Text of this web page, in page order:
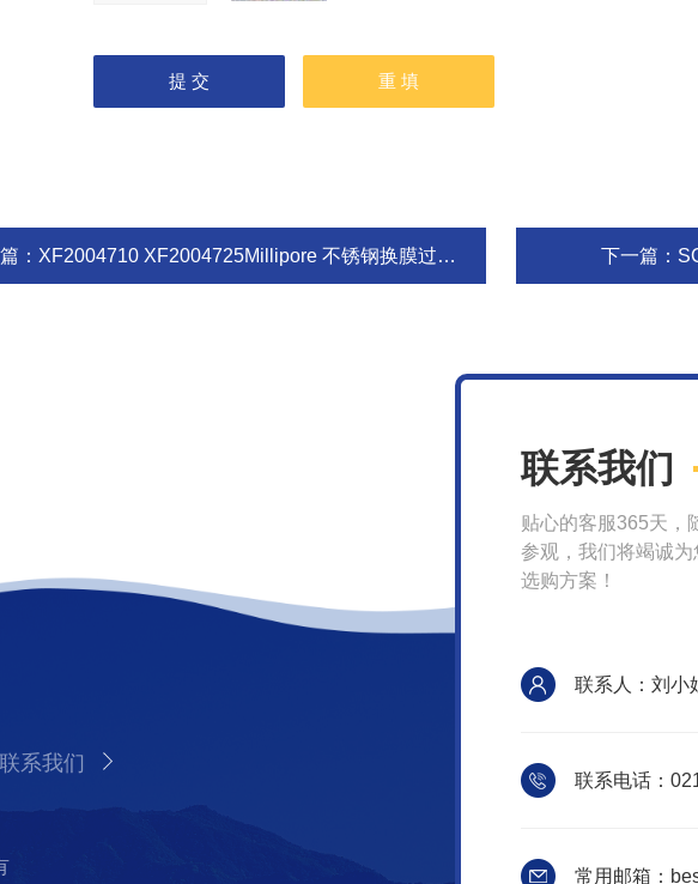
： XF2004710 XF2004725Millipore 不锈钢换膜过滤器 下一篇：
联系我们
联系我们
贴心的客服365天，
参观，我们将竭诚
选购方案！
联系人：刘小
联系电话：
常用邮箱：